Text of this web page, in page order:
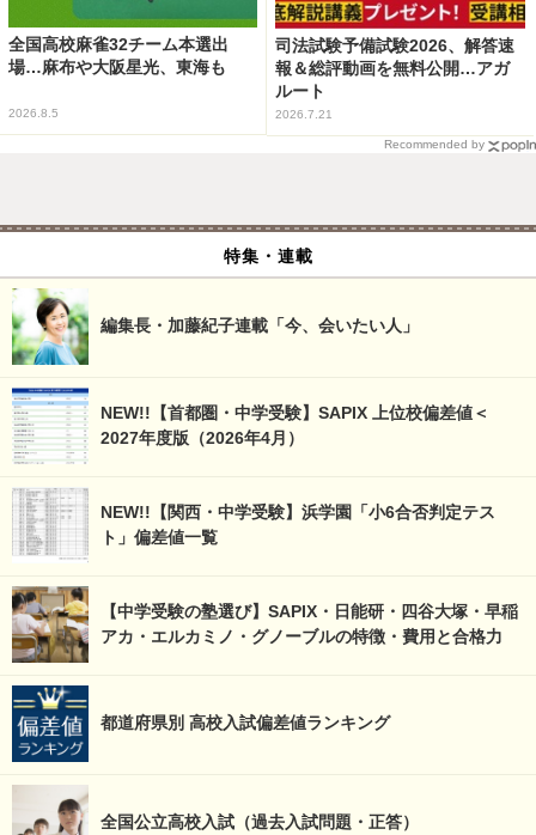
全国高校麻雀32チーム本選出
場…麻布や大阪星光、東海も
2026.8.5
司法試験予備試験2026、解答速
報＆総評動画を無料公開…アガ
ルート
2026.7.21
Recommended by
特集・連載
編集長・加藤紀子連載「今、会いたい人」
NEW!!【首都圏・中学受験】SAPIX 上位校偏差値＜
2027年度版（2026年4月）
NEW!!【関西・中学受験】浜学園「小6合否判定テス
ト」偏差値一覧
【中学受験の塾選び】SAPIX・日能研・四谷大塚・早稲
アカ・エルカミノ・グノーブルの特徴・費用と合格力
都道府県別 高校入試偏差値ランキング
全国公立高校入試（過去入試問題・正答）